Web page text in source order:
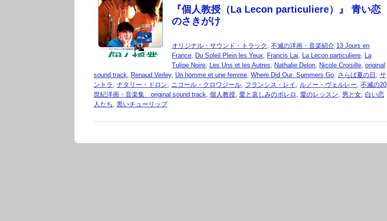
『個人教授（La Lecon particuliere）』 青い恋
のさきがけ
オリジナル・サウンド・トラック , 不滅の洋画・音楽紹介 13 Jours en
France, Du Soleil Plein les Yeux, Francis Lai, La Lecon particuliere, La
Tulipe Noire, Les Uns et les Autres, Nathalie Delon, Nicole Croisille, original
sound track, Renaud Verley, Un homme et une femme, Where Did Our Summers Go, さらば夏の日 , サ
ントラ , ナタリー・ドロン, ニコール・クロワジール, フランシス・レイ , ルノー・ヴェルレー, 不滅の20
世紀洋画・音楽集 original sound track, 個人教授, 愛と哀しみのボレロ , 愛のレッスン, 男と女, 白い恋
人たち, 黒いチューリップ